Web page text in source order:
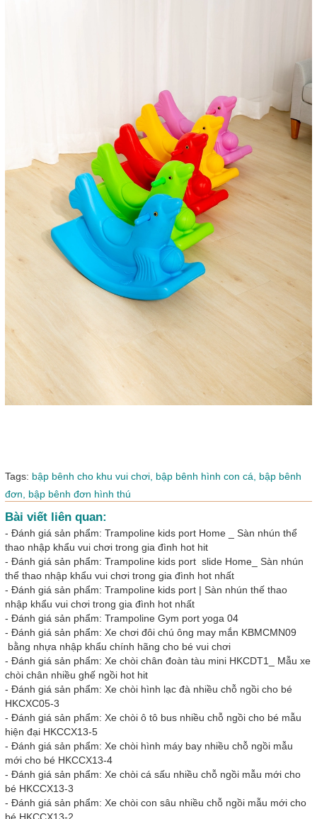
Tags: bập bênh cho khu vui chơi, bập bênh hình con cá, bập bênh
đơn, bập bênh đơn hình thú
Bài viết liên quan:
- Đánh giá sản phẩm: Trampoline kids port Home _ Sàn nhún thể
thao nhập khẩu vui chơi trong gia đình hot hit
- Đánh giá sản phẩm: Trampoline kids port slide Home_ Sàn nhún
thể thao nhập khẩu vui chơi trong gia đình hot nhất
- Đánh giá sản phẩm: Trampoline kids port | Sàn nhún thế thao
nhập khẩu vui chơi trong gia đình hot nhất
- Đánh giá sản phẩm: Trampoline Gym port yoga 04
- Đánh giá sản phẩm: Xe chơi đôi chú ông may mắn KBMCMN09
bằng nhựa nhập khẩu chính hãng cho bé vui chơi
- Đánh giá sản phẩm: Xe chòi chân đoàn tàu mini HKCDT1_ Mẫu xe
chòi chân nhiều ghế ngồi hot hit
- Đánh giá sản phẩm: Xe chòi hình lạc đà nhiều chỗ ngồi cho bé
HKCXC05-3
- Đánh giá sản phẩm: Xe chòi ô tô bus nhiều chỗ ngồi cho bé mẫu
hiện đại HKCCX13-5
- Đánh giá sản phẩm: Xe chòi hình máy bay nhiều chỗ ngồi mẫu
mới cho bé HKCCX13-4
- Đánh giá sản phẩm: Xe chòi cá sấu nhiều chỗ ngồi mẫu mới cho
bé HKCCX13-3
- Đánh giá sản phẩm: Xe chòi con sâu nhiều chỗ ngồi mẫu mới cho